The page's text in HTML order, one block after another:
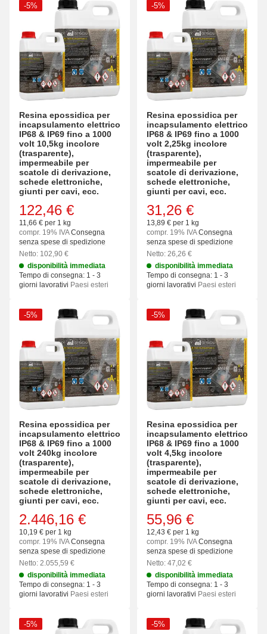
-5%
Resina epossidica per
incapsulamento elettrico
IP68 & IP69 fino a 1000
volt 10,5kg incolore
(trasparente),
impermeabile per
scatole di derivazione,
schede elettroniche,
giunti per cavi, ecc.
122,46 €
11,66 € per 1 kg
compr. 19% IVAConsegna
senza spese di spedizione
Netto: 102,90 €
disponibilità immediata
Tempo di consegna: 1 - 3
giorni lavorativi Paesi esteri
-5%
Resina epossidica per
incapsulamento elettrico
IP68 & IP69 fino a 1000
volt 2,25kg incolore
(trasparente),
impermeabile per
scatole di derivazione,
schede elettroniche,
giunti per cavi, ecc.
31,26 €
13,89 € per 1 kg
compr. 19% IVAConsegna
senza spese di spedizione
Netto: 26,26 €
disponibilità immediata
Tempo di consegna: 1 - 3
giorni lavorativi Paesi esteri
-5%
Resina epossidica per
incapsulamento elettrico
IP68 & IP69 fino a 1000
volt 240kg incolore
(trasparente),
impermeabile per
scatole di derivazione,
schede elettroniche,
giunti per cavi, ecc.
2.446,16 €
10,19 € per 1 kg
compr. 19% IVAConsegna
senza spese di spedizione
Netto: 2.055,59 €
disponibilità immediata
Tempo di consegna: 1 - 3
giorni lavorativi Paesi esteri
-5%
Resina epossidica per
incapsulamento elettrico
IP68 & IP69 fino a 1000
volt 4,5kg incolore
(trasparente),
impermeabile per
scatole di derivazione,
schede elettroniche,
giunti per cavi, ecc.
55,96 €
12,43 € per 1 kg
compr. 19% IVAConsegna
senza spese di spedizione
Netto: 47,02 €
disponibilità immediata
Tempo di consegna: 1 - 3
giorni lavorativi Paesi esteri
-5% -5%